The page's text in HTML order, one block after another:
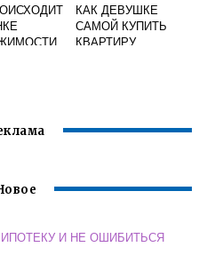
КАК ДЕВУШКЕ
САМОЙ КУПИТЬ
КВАРТИРУ
ИПОТЕКУ И НЕ ОШИБИТЬСЯ